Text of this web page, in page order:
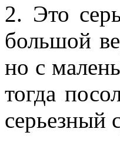
2. Это
большой
но с
тогда
серьезный